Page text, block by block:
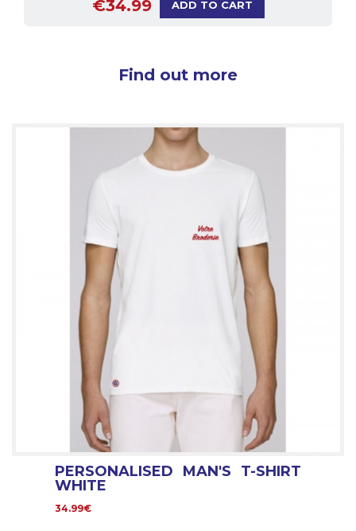
€34.99 ADD TO CART
Find out more
PERSONALISED MAN'S T-SHIRT
WHITE
34.99€